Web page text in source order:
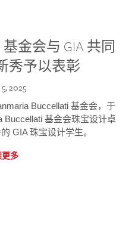
基金会与 GIA 共同
秀予以表彰
2025
Buccellati 基金会，于
Buccellati 基金会珠宝设计卓
GIA 珠宝设计学生。
多